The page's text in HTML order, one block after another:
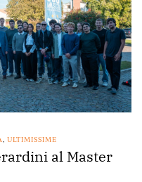
, ULTIMISSIME
al Master